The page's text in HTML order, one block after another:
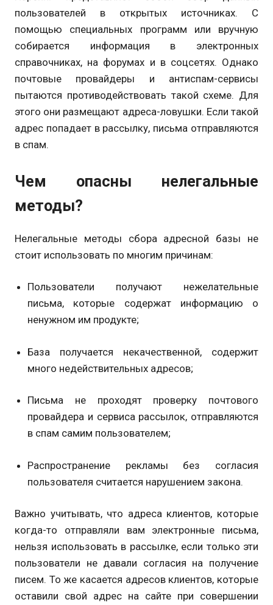
пользователей в открытых источниках. С
помощью специальных программ или вручную
собирается информация в электронных
справочниках, на форумах и в соцсетях. Однако
почтовые провайдеры и антиспам-сервисы
пытаются противодействовать такой схеме. Для
этого они размещают адреса-ловушки. Если такой
адрес попадает в рассылку, письма отправляются
в спам.
Чем опасны нелегальные
методы?
Нелегальные методы сбора адресной базы не
стоит использовать по многим причинам:
Пользователи получают нежелательные
письма, которые содержат информацию о
ненужном им продукте;
База получается некачественной, содержит
много недействительных адресов;
Письма не проходят проверку почтового
провайдера и сервиса рассылок, отправляются
в спам самим пользователем;
Распространение рекламы без согласия
пользователя считается нарушением закона.
Важно учитывать, что адреса клиентов, которые
когда-то отправляли вам электронные письма,
нельзя использовать в рассылке, если только эти
пользователи не давали согласия на получение
писем. То же касается адресов клиентов, которые
оставили свой адрес на сайте при совершении